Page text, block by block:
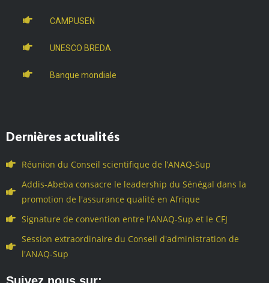
CAMPUSEN
UNESCO BREDA
Banque mondiale
Dernières actualités
Réunion du Conseil scientifique de l’ANAQ-Sup
Addis-Abeba consacre le leadership du Sénégal dans la
promotion de l'assurance qualité en Afrique
Signature de convention entre l'ANAQ-Sup et le CFJ
Session extraordinaire du Conseil d'administration de
l'ANAQ-Sup